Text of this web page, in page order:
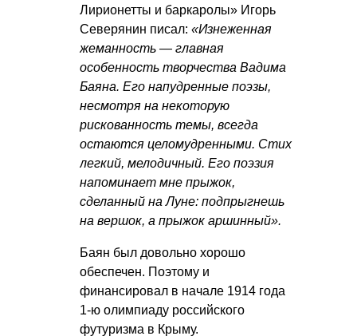
Лирионетты и баркаролы» Игорь
Северянин писал: «Изнеженная
жеманность — главная
особенность творчества Вадима
Баяна. Его напудренные поэзы,
несмотря на некоторую
рискованность темы, всегда
остаются целомудренными. Стих
легкий, мелодичный. Его поэзия
напоминает мне прыжок,
сделанный на Луне: подпрыгнешь
на вершок, а прыжок аршинный».
Баян был довольно хорошо
обеспечен. Поэтому и
финансировал в начале 1914 года
1-ю олимпиаду российского
футуризма в Крыму.